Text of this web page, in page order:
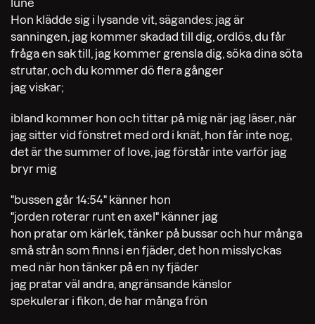
lune
Hon klädde sig i lysande vit, sägandes: jag är
sanningen, jag kommer skadad till dig, ordlös, du får
fråga en sak till, jag kommer grensla dig, söka dina söta
strutar, och du kommer dö flera gånger
jag viskar;
ibland kommer hon och tittar på mig när jag läser, när
jag sitter vid fönstret med ord i knät, hon får inte nog,
det är the summer of love, jag förstår inte varför jag
bryr mig
"bussen går 14:54" känner hon
"jorden roterar runt en axel" känner jag
hon pratar om kärlek, tänker på bussar och hur många
små strån som finns i en fjäder, det hon misslyckas
med när hon tänker på en ny fjäder
jag pratar väl andra, angränsande känslor
spekulerar i fikon, de har många frön